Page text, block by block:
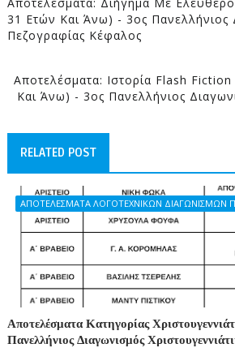
31 Ετών Και Άνω) - 3ος Πανελλήνιος
Πεζογραφίας Κέφαλος
Αποτελέσματα: Ιστορία Flash
Και Άνω) - 3ος Πανελλήνιος
RELATED POST
ΑΠΟΤΕΛΕΣΜΑΤΑ ΛΟΓΟΤΕΧΝΙΚΩΝ ΔΙΑΓΩΝΙΣΜΩΝ
Αποτελέσματα Κατηγορίας
Πανελλήνιος Διαγωνισμός